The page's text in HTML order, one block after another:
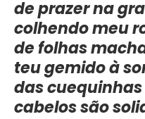
de prazer na
colhendo meu
de folhas
teu gemido à
das
cabelos são